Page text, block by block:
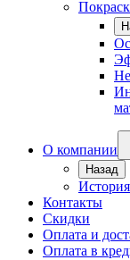
О компании
Назад
Контакты
Скидки
Оплата и
Оплата в